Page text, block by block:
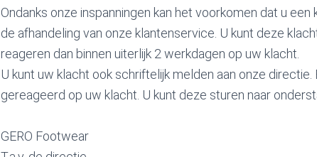
Ondanks onze inspanningen kan het voorkomen dat u
de afhandeling van onze klantenservice. U kunt deze
reageren dan binnen uiterlijk 2 werkdagen op uw klacht.
U kunt uw klacht ook schriftelijk melden aan onze
gereageerd op uw klacht. U kunt deze sturen naar
GERO Footwear